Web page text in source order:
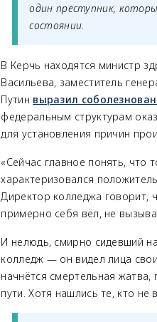
один преступник,
состоянии.
В Керчь находятся министр
Васильева, заместитель
Путин выразил
федеральным структурам
для установления причин
«Сейчас главное понять, что
характеризовался
Директор колледжа говорит,
примерно себя вёл, не
И нелюдь, смирно сидевший
колледж — он видел лица
начнётся смертельная
пути. Хотя нашлись те, кто не